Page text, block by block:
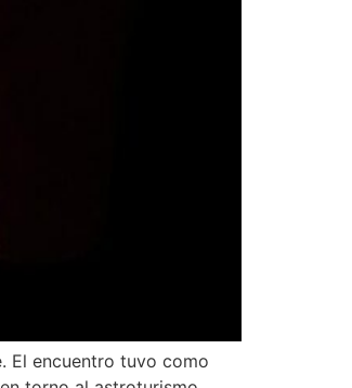
El encuentro tuvo como